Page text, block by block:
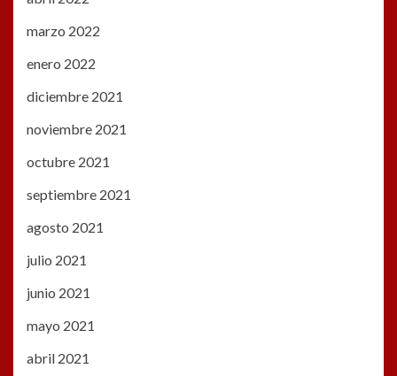
marzo 2022
enero 2022
diciembre 2021
noviembre 2021
octubre 2021
septiembre 2021
agosto 2021
julio 2021
junio 2021
mayo 2021
abril 2021